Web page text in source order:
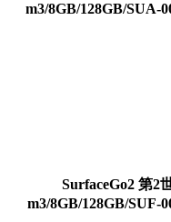
m3/8GB/128GB/SUA-
SurfaceGo2 第2
m3/8GB/128GB/SUF-